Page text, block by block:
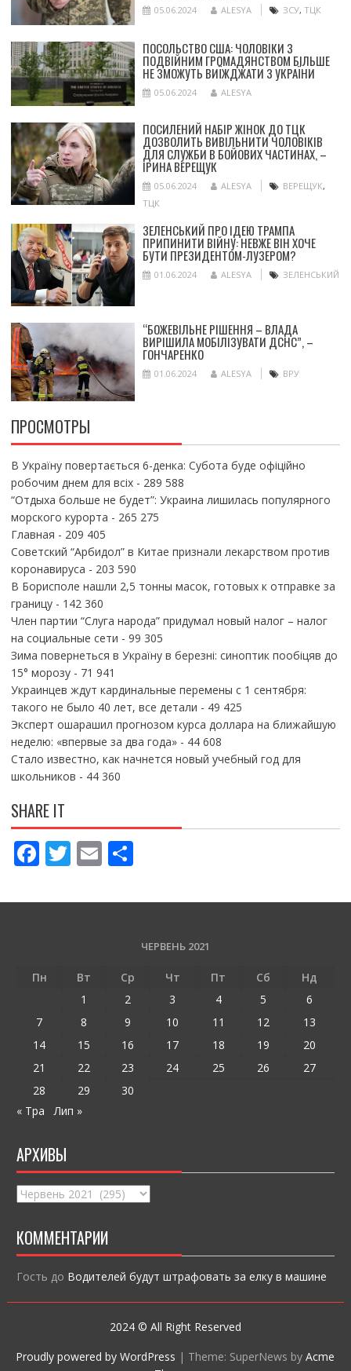
05.06.2024 ALESYA ЗСУ, ТЦК
ПОСОЛЬСТВО США: ЧОЛОВІКИ З
ПОДВІЙНИМ ГРОМАДЯНСТВОМ БІЛЬШЕ
НЕ ЗМОЖУТЬ ВИЇЖДЖАТИ З УКРАЇНИ
05.06.2024 ALESYA
ПОСИЛЕНИЙ НАБІР ЖІНОК ДО ТЦК
ДОЗВОЛИТЬ ВИВІЛЬНИТИ ЧОЛОВІКІВ
ДЛЯ СЛУЖБИ В БОЙОВИХ ЧАСТИНАХ, –
ІРИНА ВЕРЕЩУК
05.06.2024 ALESYA ВЕРЕЩУК,
ТЦК
ЗЕЛЕНСЬКИЙ ПРО ІДЕЮ ТРАМПА
ПРИПИНИТИ ВІЙНУ: НЕВЖЕ ВІН ХОЧЕ
БУТИ ПРЕЗИДЕНТОМ-ЛУЗЕРОМ?
01.06.2024 ALESYA ЗЕЛЕНСЬКИЙ
“БОЖЕВІЛЬНЕ РІШЕННЯ – ВЛАДА
ВИРІШИЛА МОБІЛІЗУВАТИ ДСНС”, –
ГОНЧАРЕНКО
01.06.2024 ALESYA ВРУ
ПРОСМОТРЫ
В Україну повертається 6-денка: Субота буде офіційно
робочим днем для всіх- 289 588
“Отдыха больше не будет”: Украина лишилась популярного
морского курорта - 265 275
Главная - 209 405
Советский “Арбидол” в Китае признали лекарством против
коронавируса - 203 590
В Борисполе нашли 2,5 тонны масок, готовых к отправке за
границу- 142 360
Член партии “Слуга народа” придумал новый налог – налог
на социальные сети - 99 305
Зима повернеться в Україну в березні: синоптик пообіцяв до
15° морозу- 71 941
Украинцев ждут кардинальные перемены с 1 сентября:
такого не было 40 лет, все детали - 49 425
Эксперт ошарашил прогнозом курса доллара на ближайшую
неделю: «впервые за два года»- 44 608
Стало известно, как начнется новый учебный год для
школьников - 44 360
SHARE IT
F
e
o
T
itt
E
ai
П
ді
и
т
ЧЕРВЕНЬ 2021
Пн Вт Ср Чт Пт Сб
Нд
1
2 3 4 5
6
7
8 9 10 11 12
13
14
15 16 17 18 19
20
21
22 23 24 25 26
27
28
29
30
« Тра
Лип »
АРХИВЫ
Архивы
КОММЕНТАРИИ
Гость до Водителей будут штрафовать за елку в машине
2024 © All Right Reserved
Proudly powered by WordPress | Theme: SuperNews byAcme